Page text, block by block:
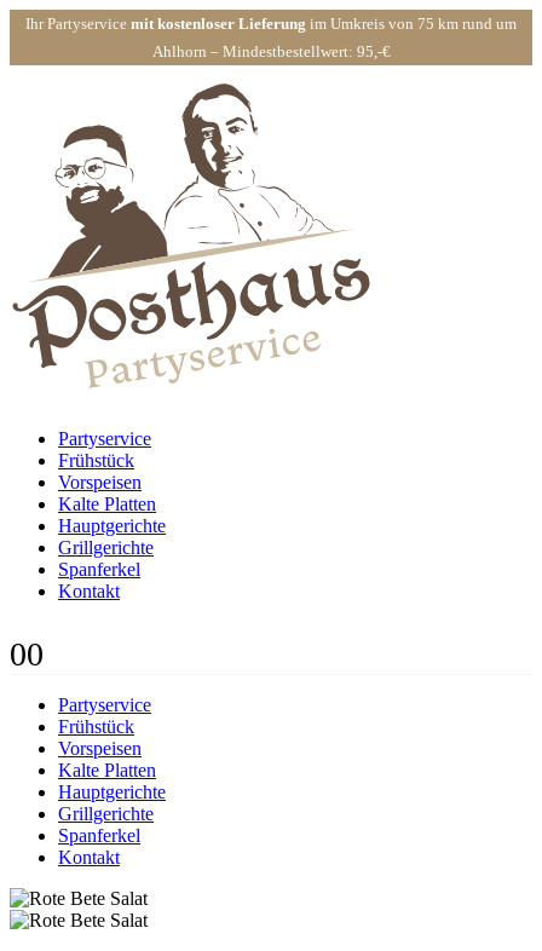
Ihr Partyservice mit kostenloser Lieferung im Umkreis von 75 km rund um
Ahlhorn – Mindestbestellwert: 95,-€
Partyservice
Frühstück
Vorspeisen
Kalte Platten
Hauptgerichte
Grillgerichte
Spanferkel
Kontakt
00
Partyservice
Frühstück
Vorspeisen
Kalte Platten
Hauptgerichte
Grillgerichte
Spanferkel
Kontakt